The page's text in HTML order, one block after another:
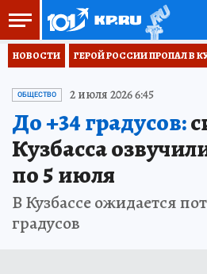
НОВОСТИ ГЕРОЙ РОССИИ ПРОПАЛ В
ОБЩЕСТВО 2 июля 2026 6:45
До +34 градусов:
Кузбасса
по 5 июля
В Кузбассе ожидается
градусов